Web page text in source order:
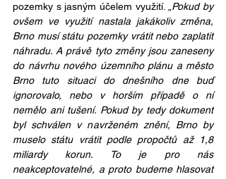
pozemky s jasným účelem využití. „ Pokud by
ovšem ve využití nastala jakákoliv změna,
Brno musí státu pozemky vrátit nebo zaplatit
náhradu. A právě tyto změny jsou zaneseny
do návrhu nového územního plánu a město
Brno tuto situaci do dnešního dne buď
ignorovalo, nebo v horším případě o ní
nemělo ani tušení. Pokud by tedy dokument
byl schválen v navrženém znění, Brno by
muselo státu vrátit podle propočtů až 1,8
miliardy korun. To je pro nás
neakceptovatelné, a proto budeme hlasovat